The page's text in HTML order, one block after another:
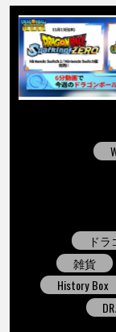
ド
雑貨
History Box